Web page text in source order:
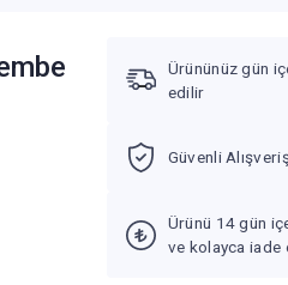
Ürününüz gün
edilir
Güvenli
Ürünü 14 gün
ve kolayca iade